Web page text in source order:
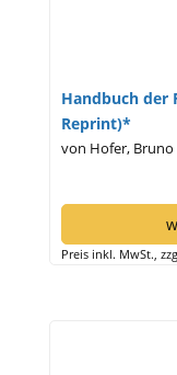
Handbuch der
Reprint)*
von Hofer, Bruno
Preis inkl. MwSt.,